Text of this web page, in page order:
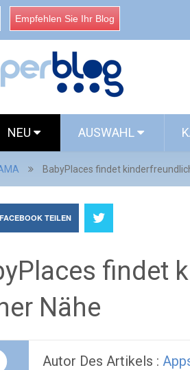
Empfehlen Sie Ihr Blog
NEU AUSWAHL
BabyPlaces findet
TEILEN
findet
Nähe
Autor Des Artikels :